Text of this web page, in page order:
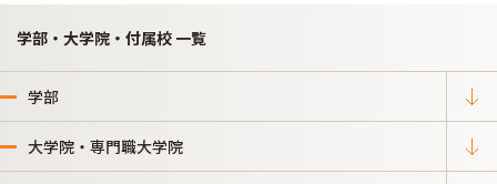
学部・大学院・付属校 一覧
学部
大学院・専門職大学院